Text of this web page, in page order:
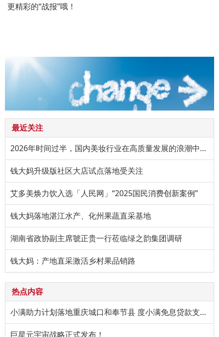
更精彩的“战报”哦！
最近关注
2026年时间过半，国内美妆行业在高质量发展的浪潮中持续进阶。
钱大妈升级版社区大店试点落地受关注
艾多美焕力饮入选「人民网」“2025国民消费创新案例”
钱大妈落地湛江水产、化州果蔬直采基地
湖南省政协副主席虢正贵一行莅临绿之韵集团调研
钱大妈：产地直采激活乡村果品销路
热点内容
小满助力计划落地重庆城口和奉节县 度小满免息贷款支持特色产
巨星元宇宙战略正式发布！